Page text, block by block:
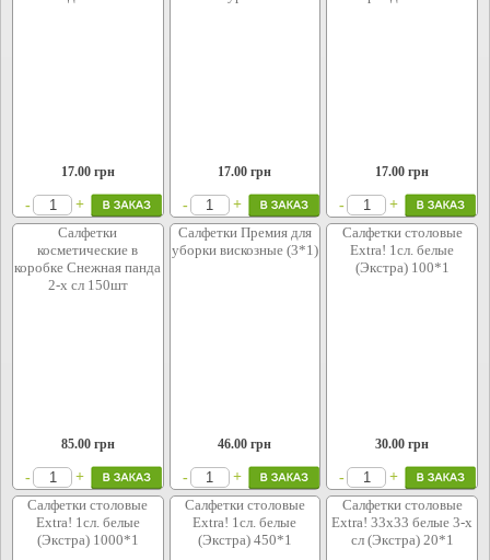
17.00грн
- +
17.00 грн
- +
17.00 грн
-
+
Салфетки
косметические в
коробке Снежная панда
2-х сл 150шт
85.00грн
- +
Салфетки Премия для
уборки вискозные (3*1)
46.00 грн
- +
Салфетки столовые
Extra! 1сл. белые
(Экстра) 100*1
30.00 грн
-
+
Салфетки столовые
Extra! 1сл. белые
(Экстра) 1000*1
Салфетки столовые
Extra! 1сл. белые
(Экстра) 450*1
Салфетки столовые
Extra! 33х33 белые 3-х
сл (Экстра) 20*1